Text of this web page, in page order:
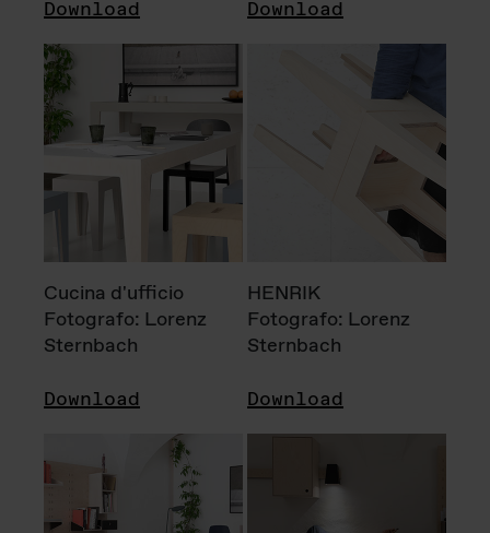
Download Download
Cucina d'ufficio
Fotografo: Lorenz
Sternbach
Download
HENRIK
Fotografo: Lorenz
Sternbach
Download